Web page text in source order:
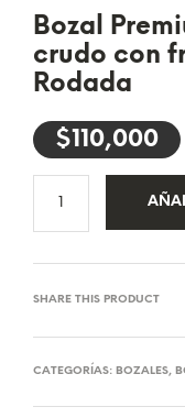
Bozal
crudo con
Rodada
$110,000
SHARE THIS PRODUCT
CATEGORÍAS: BOZALES,